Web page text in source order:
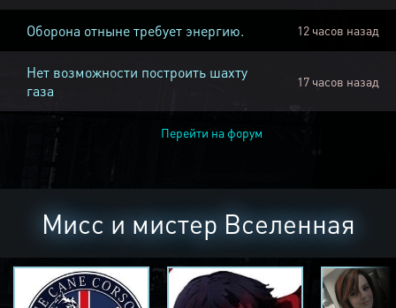
Оборона отныне требует энергию. 12 часов назад
Нет возможности построить шахту
газа
17 часов назад
Перейти на форум
Мисс и мистер Вселенная